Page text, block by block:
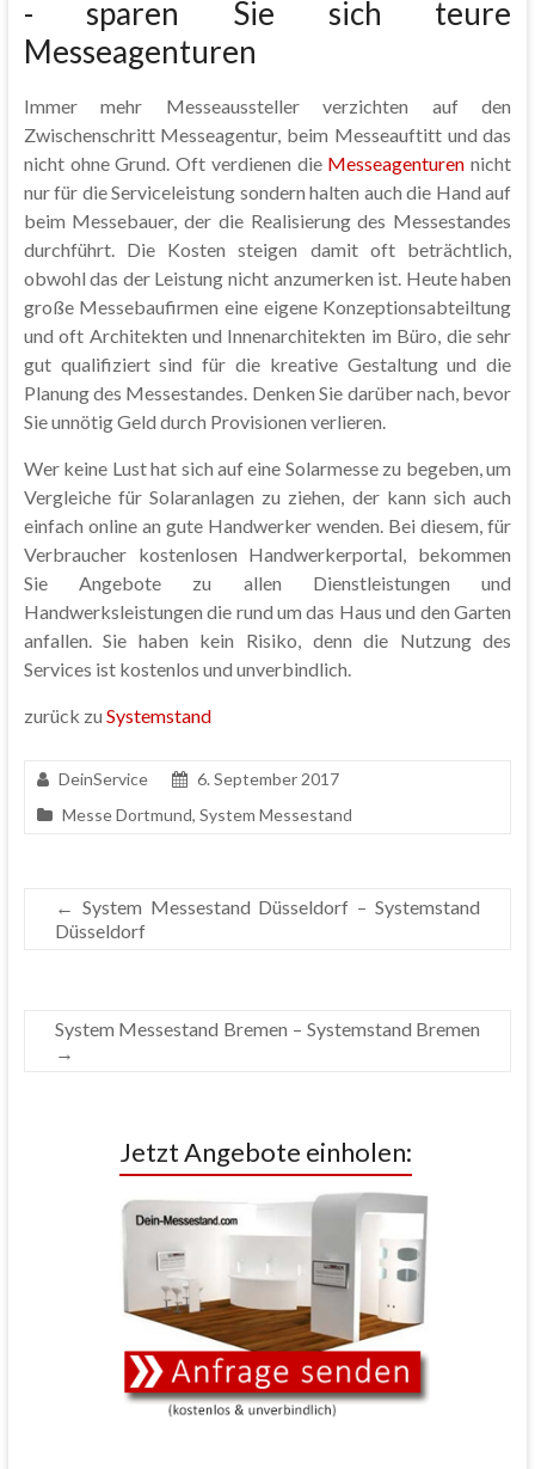
- sparen Sie sich teure
Messeagenturen
Immer mehr Messeaussteller verzichten auf den
Zwischenschritt Messeagentur, beim Messeauftitt und das
nicht ohne Grund. Oft verdienen die Messeagenturen nicht
nur für die Serviceleistung sondern halten auch die Hand auf
beim Messebauer, der die Realisierung des Messestandes
durchführt. Die Kosten steigen damit oft beträchtlich,
obwohl das der Leistung nicht anzumerken ist. Heute haben
große Messebaufirmen eine eigene Konzeptionsabteiltung
und oft Architekten und Innenarchitekten im Büro, die sehr
gut qualifiziert sind für die kreative Gestaltung und die
Planung des Messestandes. Denken Sie darüber nach, bevor
Sie unnötig Geld durch Provisionen verlieren.
Wer keine Lust hat sich auf eine Solarmesse zu begeben, um
Vergleiche für Solaranlagen zu ziehen, der kann sich auch
einfach online an gute Handwerker wenden. Bei diesem, für
Verbraucher kostenlosen Handwerkerportal, bekommen
Sie Angebote zu allen Dienstleistungen und
Handwerksleistungen die rund um das Haus und den Garten
anfallen. Sie haben kein Risiko, denn die Nutzung des
Services ist kostenlos und unverbindlich.
zurück zu Systemstand
DeinService
6. September 2017
Messe Dortmund, System Messestand
← System Messestand Düsseldorf – Systemstand
Düsseldorf
System Messestand Bremen – Systemstand Bremen
→
Jetzt Angebote einholen: